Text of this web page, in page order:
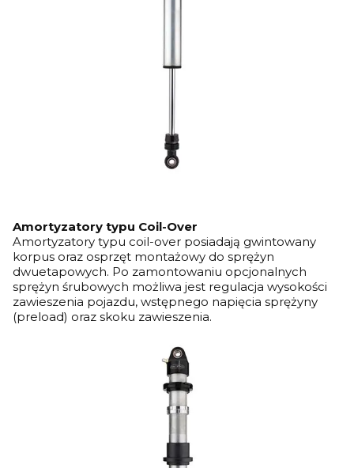
Amortyzatory typu Coil-Over
Amortyzatory typu coil-over posiadają gwintowany
korpus oraz osprzęt montażowy do sprężyn
dwuetapowych. Po zamontowaniu opcjonalnych
sprężyn śrubowych możliwa jest regulacja wysokości
zawieszenia pojazdu, wstępnego napięcia sprężyny
(preload) oraz skoku zawieszenia.